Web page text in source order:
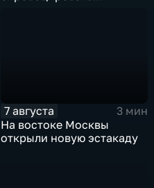
7 августа
3 мин
На востоке Москвы
открыли новую эстакаду